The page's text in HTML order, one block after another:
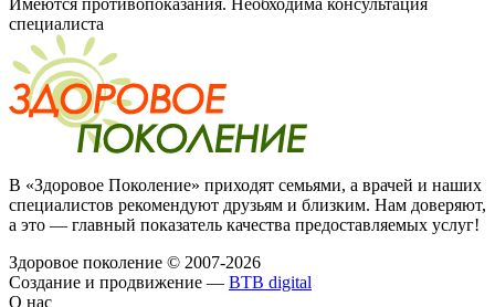
специалиста
В «Здоровое Поколение» приходят семьями, а врачей и наших
специалистов рекомендуют друзьям и близким. Нам доверяют,
а это — главный показатель качества предоставляемых услуг!
Здоровое поколение © 2007-2026
Создание и продвижение — BTB digital
О нас